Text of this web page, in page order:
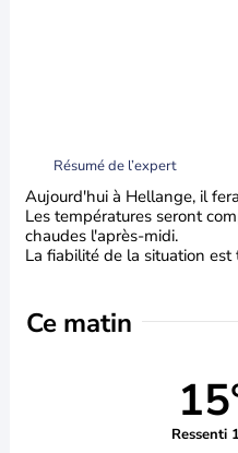
Résumé de l’expert
Aujourd'hui à Hellange, il
Les températures seront
chaudes l'après-midi.
La fiabilité de la situation est
Ce matin
Ressenti